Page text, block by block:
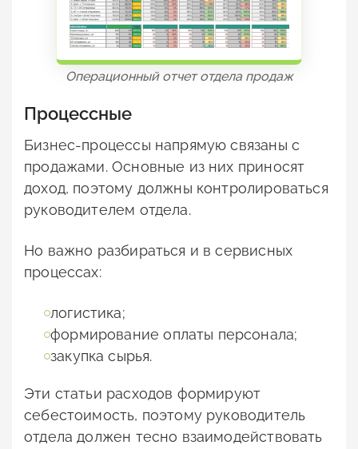
Операционный отчет отдела продаж
Процессные
Бизнес-процессы напрямую связаны с
продажами. Основные из них приносят
доход, поэтому должны контролироваться
руководителем отдела.
Но важно разбираться и в сервисных
процессах:
логистика;
формирование оплаты персонала;
закупка сырья.
Эти статьи расходов формируют
себестоимость, поэтому руководитель
отдела должен тесно взаимодействовать